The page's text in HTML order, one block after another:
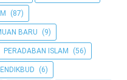
(87)
BARU (9)
PERADABAN ISLAM (56)
(6)